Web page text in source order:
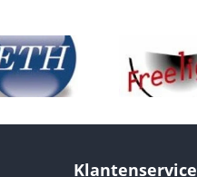
Klantenservice